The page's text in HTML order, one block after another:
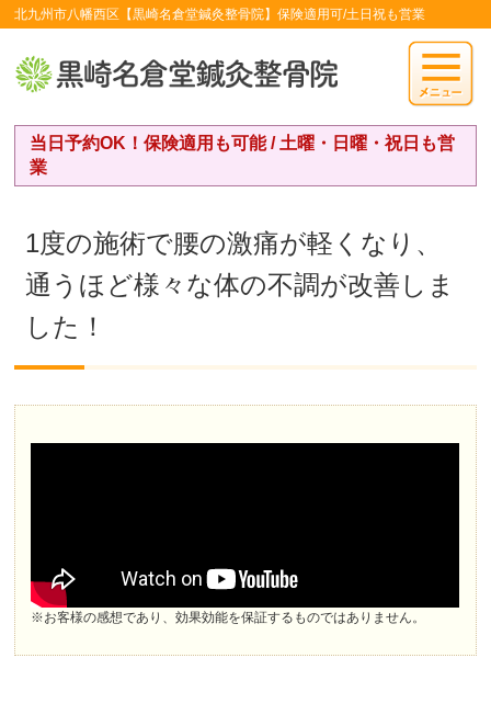
北九州市八幡西区【黒崎名倉堂鍼灸整骨院】保険適用可/土日祝も営業
当日予約OK！保険適用も可能 / 土曜・日曜・祝日も営
業
1度の施術で腰の激痛が軽くなり、
通うほど様々な体の不調が改善しま
した！
※お客様の感想であり、効果効能を保証するものではありません。